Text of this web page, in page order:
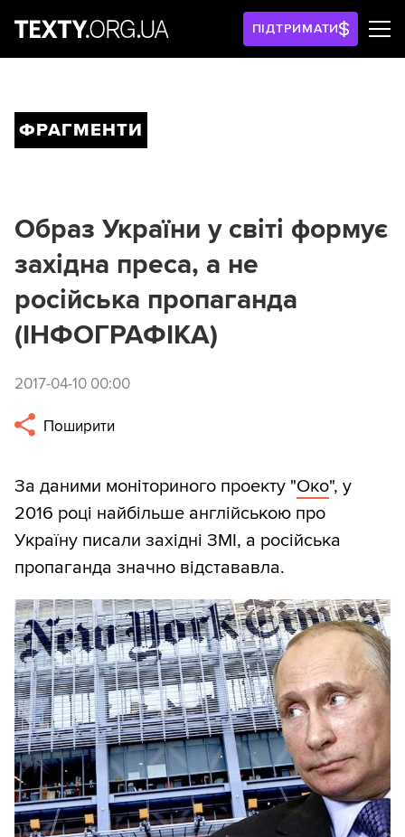
ПІДТРИМАТИ
ФРАГМЕНТИ
Образ України у світі формує
західна преса, а не
російська пропаганда
(ІНФОГРАФІКА)
2017-04-10 00:00
Поширити
За даними моніториного проекту "Око", у
2016 році найбільше англійською про
Україну писали західні ЗМІ, а російська
пропаганда значно відстававла.